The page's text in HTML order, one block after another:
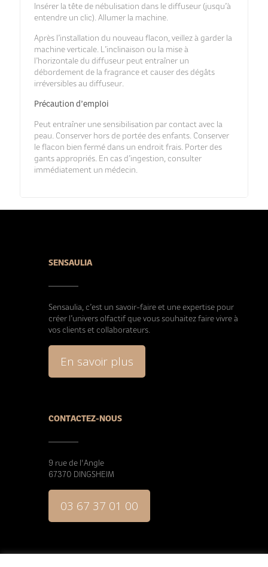
Insérer la tête de nébulisation dans le diffuseur (jusqu’à
entendre un clic). Allumer la machine.
Après l’installation du nouveau flacon, veillez à garder la
machine verticale. L’inclinaison ou la mise à
l’horizontale du diffuseur peut entraîner un
débordement de la fragrance et causer des dégâts
irréversibles au diffuseur.
Précaution d’emploi
Peut entraîner une sensibilisation par contact avec la
peau. Conserver hors de portée des enfants. Conserver
le flacon bien fermé dans un endroit frais. Porter des
gants appropriés. En cas d’ingestion, consulter
immédiatement un médecin.
SENSAULIA
Sensaulia, c’est un savoir-faire et une expertise pour
créer l’univers olfactif que vous souhaitez faire vivre à
vos clients et collaborateurs.
En savoir plus
CONTACTEZ-NOUS
9 rue de l'Angle
67370 DINGSHEIM
03 67 37 01 00